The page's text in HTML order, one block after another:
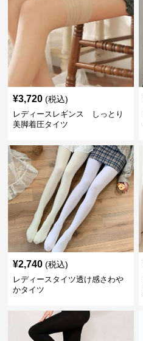
¥3,720 (税込)
レディースレギンス しっとり
美脚着圧タイツ
¥2,740 (税込)
レディースタイツ透け感さわや
かタイツ